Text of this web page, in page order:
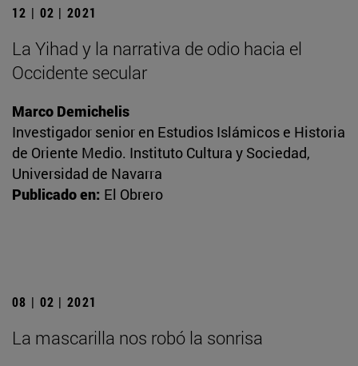
12 | 02 | 2021
La Yihad y la narrativa de odio hacia el
Occidente secular
Marco Demichelis
Investigador senior en Estudios Islámicos e Historia
de Oriente Medio. Instituto Cultura y Sociedad,
Universidad de Navarra
Publicado en: El Obrero
08 | 02 | 2021
La mascarilla nos robó la sonrisa